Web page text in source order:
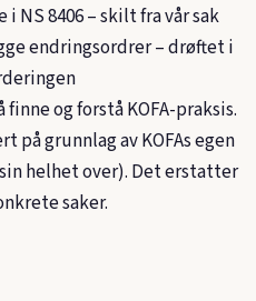
NS 8406 – skilt fra vår sak
endringsordrer – drøftet i
og forstå KOFA-praksis.
på grunnlag av KOFAs egen
helhet over). Det erstatter
saker.